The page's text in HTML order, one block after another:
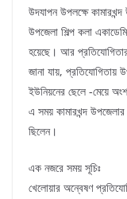
উদযাপন উপলক্ষে
উপজেলা শিল্প কলা
হয়েছে। আর
জানা যায়,
ইউনিয়নের ছেলে -মেয়ে
এ সময় কামারখন্দ
ছিলেন।
এক নজরে সময় সূচিঃ
খেলোয়ার অন্বেষণ